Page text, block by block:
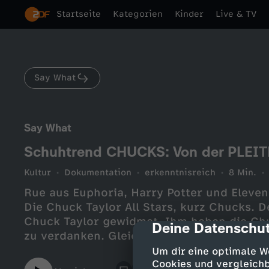
cmp-dialog-
Deine
Um dir eine optimale
Cookies und
Startseite Kategorien Kinder Live & TV
Say What
Say What
Schuhtrend CHUCKS: Von der
Kultur Dokumentation erkenntnisreich 8 Min.
Rue aus Euphoria, Harry Potter und
Die Chuck Taylor All Stars, kurz Chucks.
Chuck Taylor gewidmet. Ihm haben die
zu verdanken. Gleichzeitig erinnern sie an
unternehmenseigene Basketball-Team,
von Chuck trainiert wird. Was als bloße